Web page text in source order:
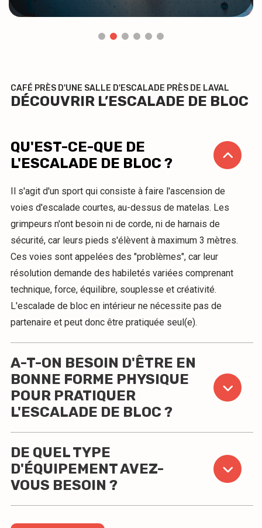
CAFÉ PRÈS D'UNE SALLE D'ESCALADE PRÈS DE LAVAL
DÉCOUVRIR L’ESCALADE DE BLOC
QU'EST-CE-QUE DE
L'ESCALADE DE BLOC ?
Il s'agit d'un sport qui consiste à faire l'ascension de
voies d'escalade courtes, au-dessus de matelas. Les
grimpeurs n'ont besoin ni de corde, ni de harnais de
sécurité, car leurs pieds s'élèvent à maximum 3 mètres.
Ces voies sont appelées des "problèmes", car leur
résolution demande des habiletés variées comprenant
technique, force, équilibre, souplesse et créativité.
L'escalade de bloc en intérieur ne nécessite pas de
partenaire et peut donc être pratiquée seul(e).
A-T-ON BESOIN D'ÊTRE EN
BONNE FORME PHYSIQUE
POUR PRATIQUER
L'ESCALADE DE BLOC ?
DE QUEL TYPE
D'ÉQUIPEMENT AVEZ-
VOUS BESOIN ?